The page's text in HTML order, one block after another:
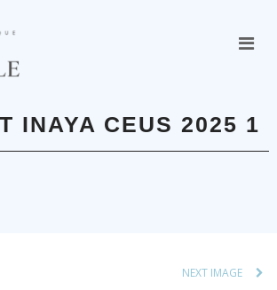
INAYA CEUS 2025 1
NEXT IMAGE